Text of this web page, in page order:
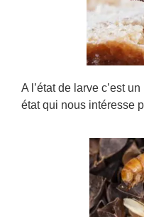
A l’état de larve c’est
état qui nous intéresse